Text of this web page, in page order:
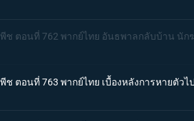
พีช ตอนที่ 762 พากย์ไทย อันธพาลกลับบ้าน นั
พีช ตอนที่ 763 พากย์ไทย เบื้องหลังการหายตั